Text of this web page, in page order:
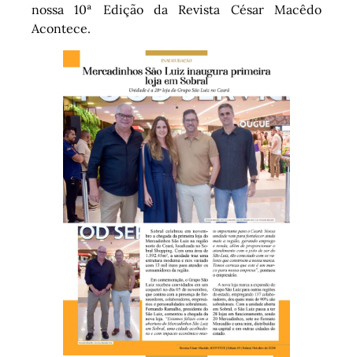
nossa 10ª Edição da Revista César Macêdo
Acontece.